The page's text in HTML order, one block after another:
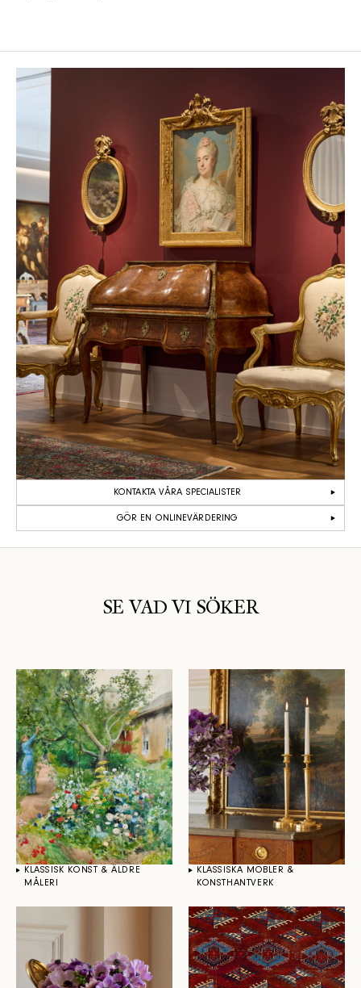
KONTAKTA VÅRA SPECIALISTER
GÖR EN ONLINEVÄRDERING
SE VAD VI SÖKER
KLASSISK KONST & ÄLDRE
MÅLERI
KLASSISKA MÖBLER &
KONSTHANTVERK